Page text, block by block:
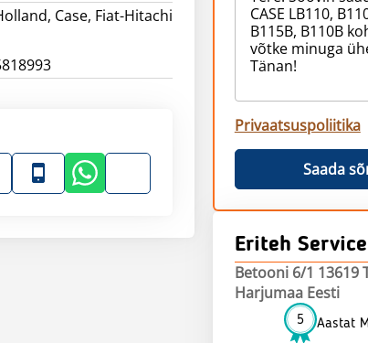
Case, Fiat-Hitachi
Privaatsuspoliitika
Saada
Eriteh Service
Betooni 6/1 13619
Harjumaa Eesti
5 Aastat